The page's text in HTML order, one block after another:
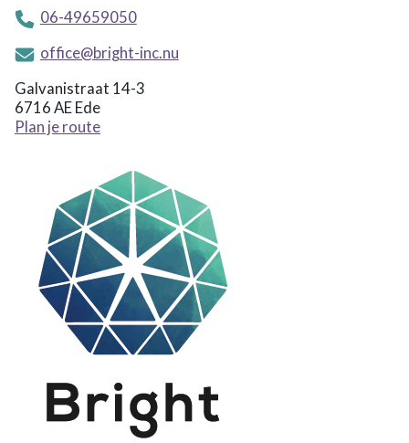
06-49659050
office@bright-inc.nu
Galvanistraat 14-3
6716 AE Ede
Plan je route